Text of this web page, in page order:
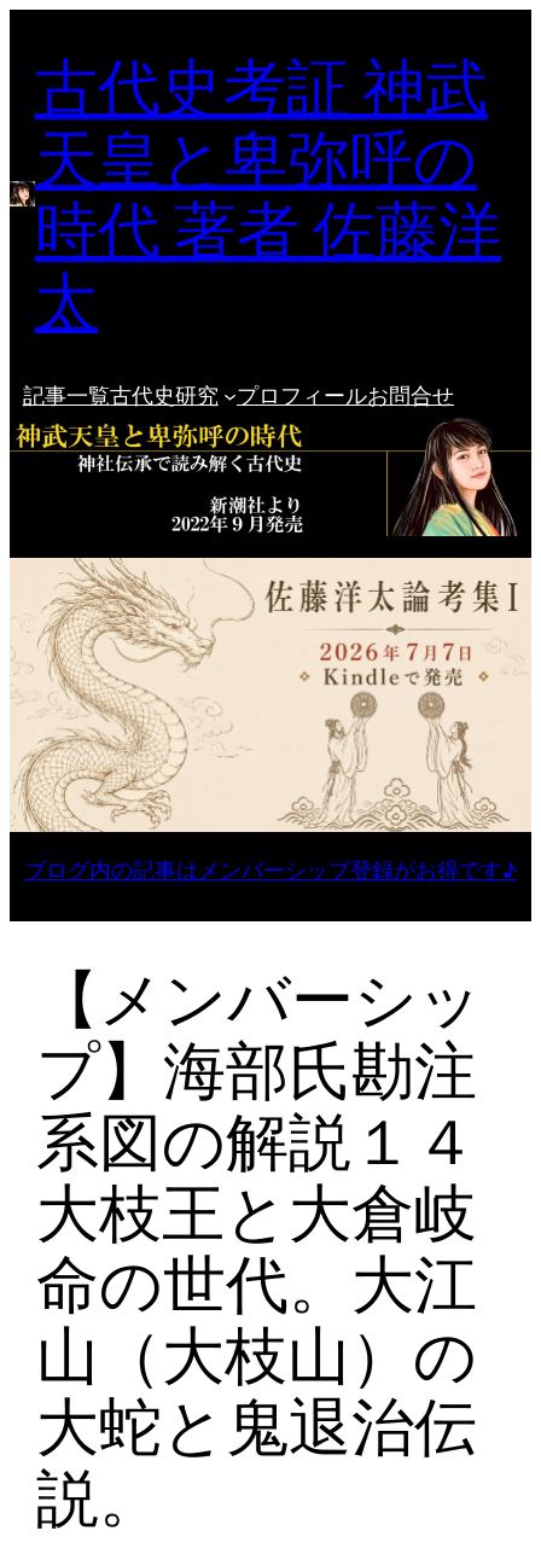
ッ
古代史考証 神武
天皇と卑弥呼の
時代 著者 佐藤洋
太
記事一覧古代史研究 プロフィールお問合せ
ブログ内の記事はメンバーシップ登録がお得です♪
【メンバーシッ
プ】海部氏勘注
系図の解説１４
大枝王と大倉岐
命の世代。大江
山（大枝山）の
大蛇と鬼退治伝
説。